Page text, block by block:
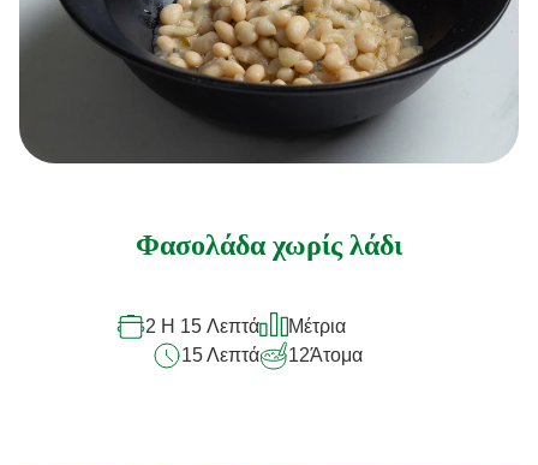
Φασολάδα χωρίς λάδι
2 H 15 Λεπτά
Μέτρια
15 Λεπτά
12Άτομα